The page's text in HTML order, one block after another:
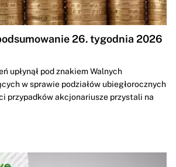
26. tygodnia 2026
upłynął pod znakiem Walnych
w sprawie podziałów ubiegłorocznych
przypadków akcjonariusze przystali na